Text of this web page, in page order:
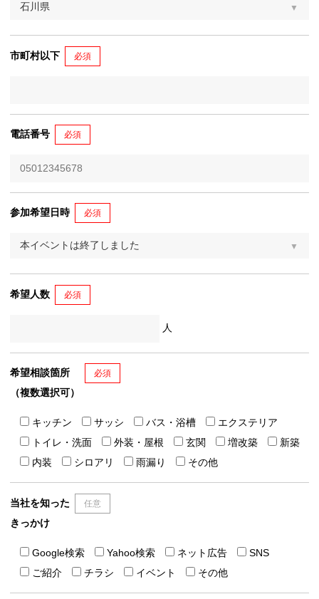
市町村以下 必須
電話番号 必須
参加希望日時 必須
希望人数 必須
人
希望相談箇所
（複数選択可）
必須
キッチン サッシ バス・浴槽
エクステリア
トイレ・洗面
外装・屋根 玄関 増改築
新築
内装
シロアリ 雨漏り その他
当社を知った
きっかけ
任意
Google検索 Yahoo検索 ネット広告
SNS
ご紹介
チラシ イベント その他